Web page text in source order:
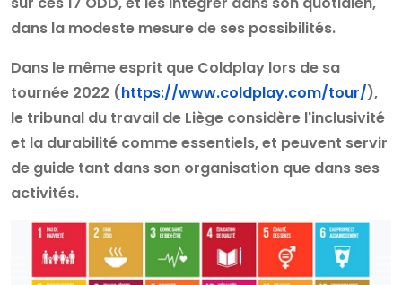
dans la modeste mesure de ses possibilités.
Dans le même esprit que Coldplay lors de sa
tournée 2022 (https://www.coldplay.com/tour/),
le tribunal du travail de Liège considère l'inclusivité
et la durabilité comme essentiels, et peuvent servir
de guide tant dans son organisation que dans ses
activités.